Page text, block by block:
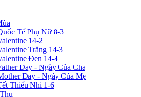
Tế Phụ Nữ 8-3
14-2
Trắng 14-3
Đen 14-4
Day - Ngày Của Cha
Day - Ngày Của Mẹ
Thiếu Nhi 1-6